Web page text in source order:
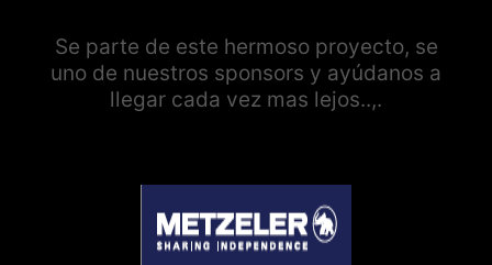
Se parte de este hermoso proyecto, se
uno de nuestros sponsors y ayúdanos a
llegar cada vez mas lejos..,.